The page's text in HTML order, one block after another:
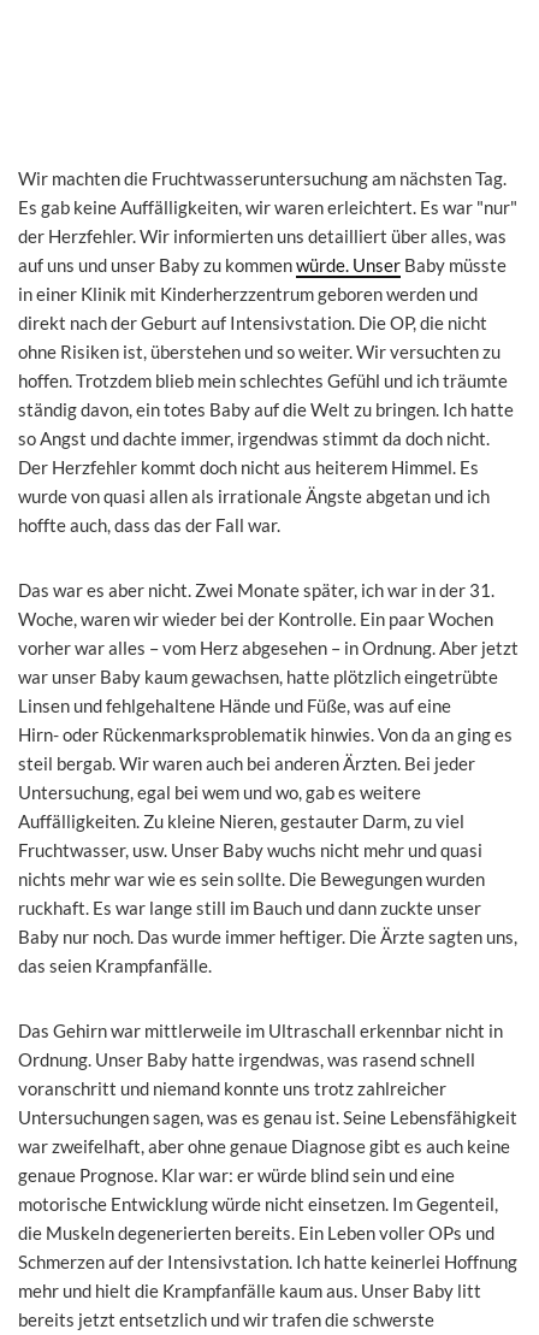
Wir machten die Fruchtwasseruntersuchung am nächsten Tag.
Es gab keine Auffälligkeiten, wir waren erleichtert. Es war "nur"
der Herzfehler. Wir informierten uns detailliert über alles, was
auf uns und unser Baby zu kommenwürde. Unser Baby müsste
in einer Klinik mit Kinderherzzentrum geboren werden und
direkt nach der Geburt auf Intensivstation. Die OP, die nicht
ohne Risiken ist, überstehen und so weiter. Wir versuchten zu
hoffen. Trotzdem blieb mein schlechtes Gefühl und ich träumte
ständig davon, ein totes Baby auf die Welt zu bringen. Ich hatte
so Angst und dachte immer, irgendwas stimmt da doch nicht.
Der Herzfehler kommt doch nicht aus heiterem Himmel. Es
wurde von quasi allen als irrationale Ängste abgetan und ich
hoffte auch, dass das der Fall war.
Das war es aber nicht. Zwei Monate später, ich war in der 31.
Woche, waren wir wieder bei der Kontrolle. Ein paar Wochen
vorher war alles – vom Herz abgesehen – in Ordnung. Aber jetzt
war unser Baby kaum gewachsen, hatte plötzlich eingetrübte
Linsen und fehlgehaltene Hände und Füße, was auf eine
Hirn- oder Rückenmarksproblematik hinwies. Von da an ging es
steil bergab. Wir waren auch bei anderen Ärzten. Bei jeder
Untersuchung, egal bei wem und wo, gab es weitere
Auffälligkeiten. Zu kleine Nieren, gestauter Darm, zu viel
Fruchtwasser, usw. Unser Baby wuchs nicht mehr und quasi
nichts mehr war wie es sein sollte. Die Bewegungen wurden
ruckhaft. Es war lange still im Bauch und dann zuckte unser
Baby nur noch. Das wurde immer heftiger. Die Ärzte sagten uns,
das seien Krampfanfälle.
Das Gehirn war mittlerweile im Ultraschall erkennbar nicht in
Ordnung. Unser Baby hatte irgendwas, was rasend schnell
voranschritt und niemand konnte uns trotz zahlreicher
Untersuchungen sagen, was es genau ist. Seine Lebensfähigkeit
war zweifelhaft, aber ohne genaue Diagnose gibt es auch keine
genaue Prognose. Klar war: er würde blind sein und eine
motorische Entwicklung würde nicht einsetzen. Im Gegenteil,
die Muskeln degenerierten bereits. Ein Leben voller OPs und
Schmerzen auf der Intensivstation. Ich hatte keinerlei Hoffnung
mehr und hielt die Krampfanfälle kaum aus. Unser Baby litt
bereits jetzt entsetzlich und wir trafen die schwerste